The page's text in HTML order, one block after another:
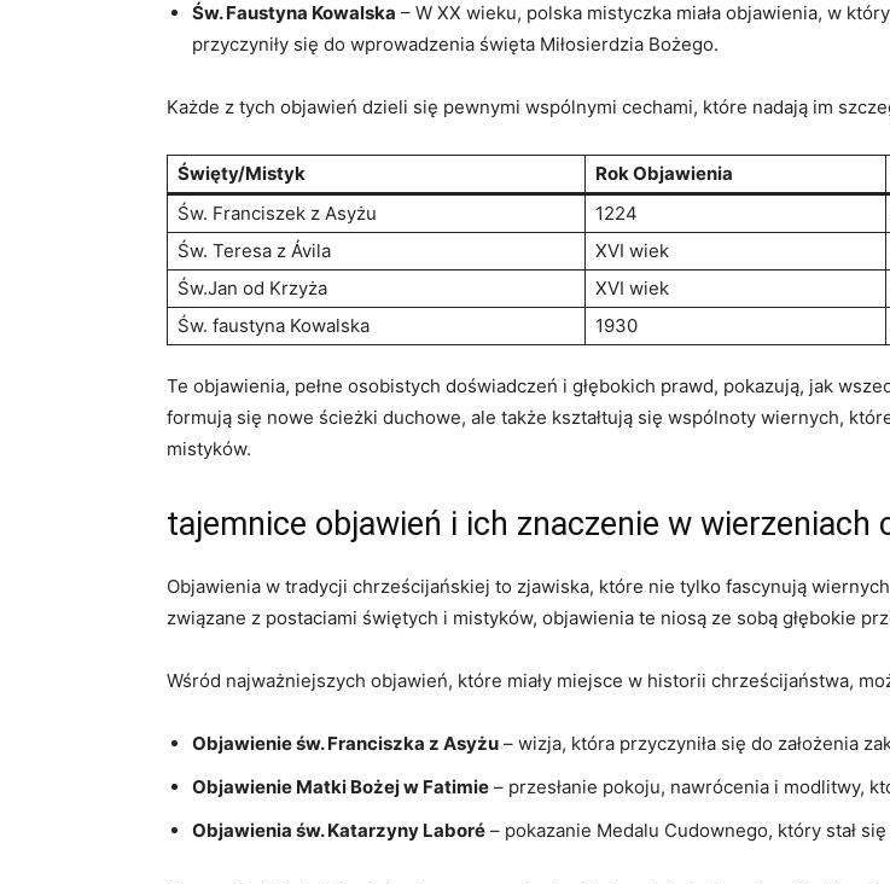
Św. Faustyna Kowalska – W XX wieku, polska mistyczka miała objawienia, w
przyczyniły się do wprowadzenia święta Miłosierdzia Bożego.
Każde z tych objawień dzieli się pewnymi wspólnymi cechami, które nadają im
Święty/Mistyk Rok Objawienia
Św. Franciszek z Asyżu
1224
Św. Teresa z Ávila
XVI wiek
Św.Jan od Krzyża
XVI wiek
Św. faustyna Kowalska
1930
Te objawienia, pełne osobistych doświadczeń i głębokich prawd, pokazują, jak
formują się nowe ścieżki duchowe, ale także kształtują się wspólnoty wiernych,
mistyków.
tajemnice objawień i ich znaczenie w wierzeniach
Objawienia w tradycji chrześcijańskiej to zjawiska, które nie tylko fascynują
związane z postaciami świętych i mistyków, objawienia te niosą ze sobą głębokie
Wśród najważniejszych objawień, które miały miejsce w historii chrześcijaństwa,
Objawienie św. Franciszka z Asyżu – wizja, która przyczyniła się do założenia
Objawienie Matki Bożej w Fatimie – przesłanie pokoju, nawrócenia i modlitwy,
Objawienia św. Katarzyny Laboré – pokazanie Medalu Cudownego, który stał